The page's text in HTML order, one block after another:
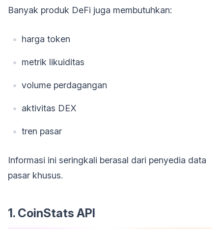
Banyak produk DeFi juga membutuhkan:
harga token
metrik likuiditas
volume perdagangan
aktivitas DEX
tren pasar
Informasi ini seringkali berasal dari penyedia data
pasar khusus.
1. CoinStats API